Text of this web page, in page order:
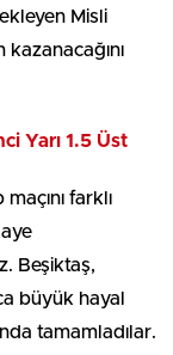
Misli
kazanacağını
Yarı 1.5 Üst
farklı
Beşiktaş,
büyük hayal
tamamladılar.